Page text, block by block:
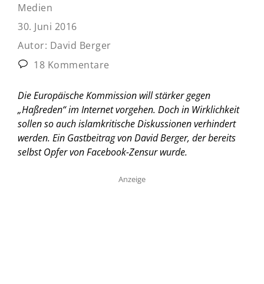
Medien
30. Juni 2016
Autor: David Berger
18 Kommentare
Die Europäische Kommission will stärker gegen
„Haßreden“ im Internet vorgehen. Doch in Wirklichkeit
sollen so auch islamkritische Diskussionen verhindert
werden. Ein Gastbeitrag von David Berger, der bereits
selbst Opfer von Facebook-Zensur wurde.
Anzeige